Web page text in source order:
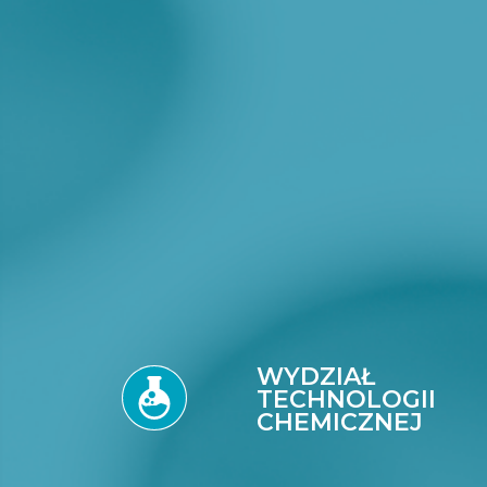
WYDZIAŁ
TECHNOLOGII
CHEMICZNEJ